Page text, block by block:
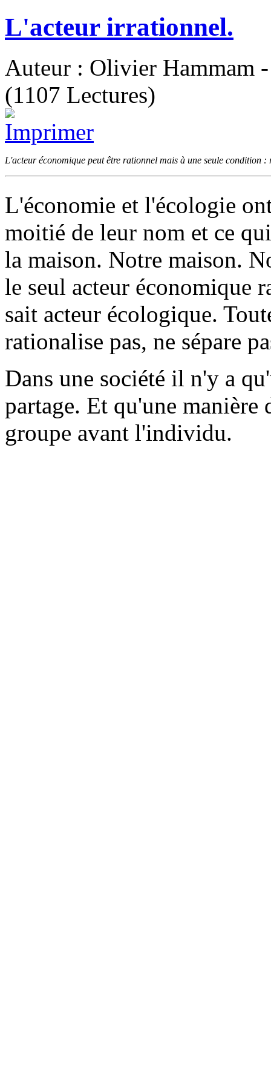
L'acteur irrationnel.
Auteur : Olivier Hammam
(1107 Lectures)
L'acteur économique peut être rationnel mais à une seule condition
L'économie et l'écologie
moitié de leur nom et ce
la maison. Notre maison.
le seul acteur économique
sait acteur écologique.
rationalise pas, ne sépare
Dans une société il n'y a
partage. Et qu'une manière
groupe avant l'individu.